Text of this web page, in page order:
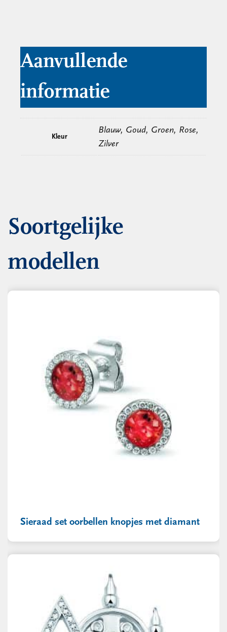
Aanvullende
informatie
Kleur
Blauw, Goud, Groen, Rose,
Zilver
Soortgelijke
modellen
Sieraad set oorbellen knopjes met diamant